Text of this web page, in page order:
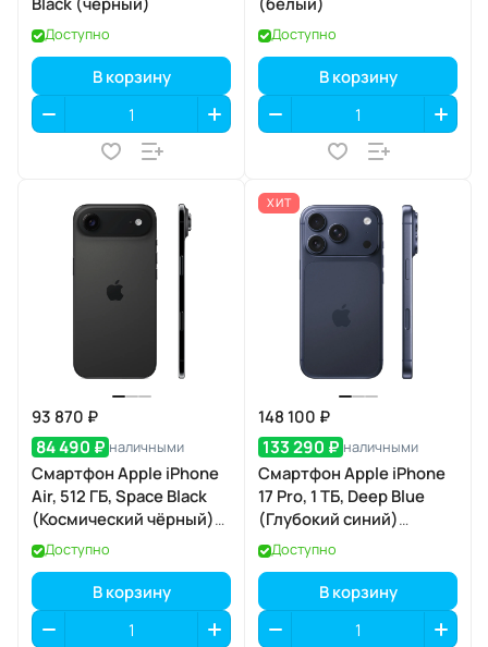
Доступно
В корзину
Доступно
В корзину
93 870 ₽
84 490 ₽ наличными
Смартфон Apple iPhone
Air, 512 ГБ, Space Black
(Космический чёрный)
Dual eSIM
Доступно
В корзину
ХИТ
148 100 ₽
133 290 ₽ наличными
Смартфон Apple iPhone
17 Pro, 1 ТБ, Deep Blue
(Глубокий синий)
SIM+eSIM
Доступно
В корзину